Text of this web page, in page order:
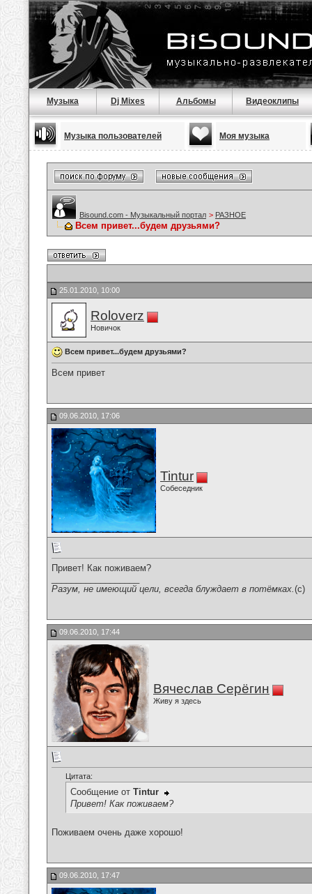
Музыка Dj Mixes Альбомы Видеоклипы
Музыка пользователей Моя музыка
Bisound.com - Музыкальный портал > РАЗНОЕ
Всем привет...будем друзьями?
25.01.2010, 10:00
Roloverz
Новичок
Всем привет...будем друзьями?
Всем привет
09.06.2010, 17:06
Tintur
Собеседник
Привет! Как поживаем?
Разум, не имеющий цели, всегда блуждает в потёмках.(c)
09.06.2010, 17:44
Вячеслав Серёгин
Живу я здесь
Цитата:
Сообщение от Tintur
Привет! Как поживаем?
Поживаем очень даже хорошо!
09.06.2010, 17:47